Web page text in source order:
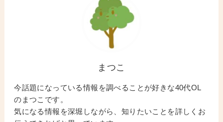
まつこ
今話題になっている情報を調べることが好きな40代OL
のまつこです。
気になる情報を深堀しながら、知りたいことを詳しくお